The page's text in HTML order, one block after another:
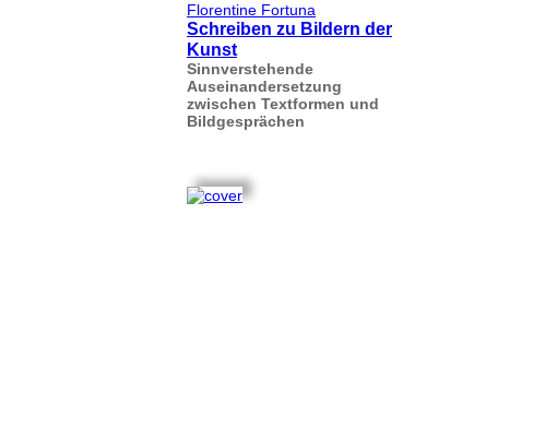
Florentine Fortuna
Schreiben zu Bildern der
Kunst
Sinnverstehende
Auseinandersetzung
zwischen Textformen und
Bildgesprächen